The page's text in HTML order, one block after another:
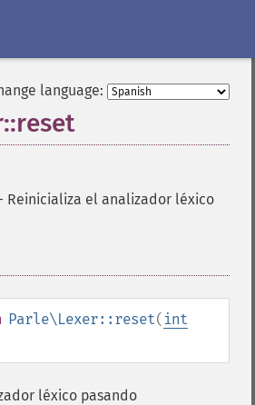
language:
Reinicializa el analizador léxico
Parle\Lexer::reset( int
léxico pasando